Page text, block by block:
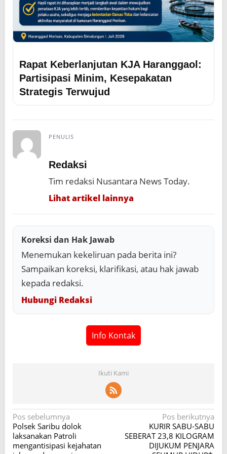
Rapat Keberlanjutan KJA Haranggaol:
Partisipasi Minim, Kesepakatan
Strategis Terwujud
PENULIS
Redaksi
Tim redaksi Nusantara News Today.
Lihat artikel lainnya
Koreksi dan Hak Jawab
Menemukan kekeliruan pada berita ini?
Sampaikan koreksi, klarifikasi, atau hak jawab
kepada redaksi.
Hubungi Redaksi
Info Kontak
Ikuti Kami
N
a
v
Pos sebelumnya
Polsek Saribu dolok
laksanakan Patroli
mengantisipasi kejahatan
Pos berikutnya
KURIR SABU-SABU
SEBERAT 23,8 KILOGRAM
DIJUKUM PENJARA